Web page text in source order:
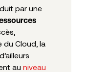
par une
du Cloud, la
au niveau